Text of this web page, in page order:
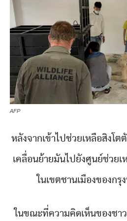
AFP
หลังจากเข้าไปช่วยเหลือสิงโต
เคลื่อนย้ายมันไปยังศูนย์ช่วย
ในเขตชานเมืองของก
ในขณะที่ความคิดเห็นของช